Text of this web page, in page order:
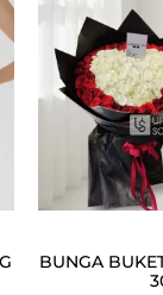
BUNGA